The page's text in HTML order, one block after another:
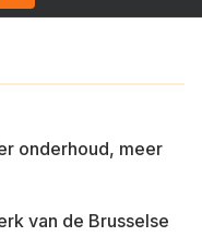
onderhoud, meer
van de Brusselse